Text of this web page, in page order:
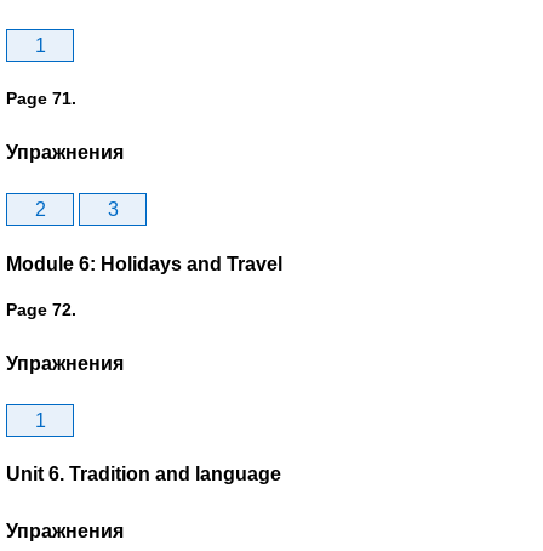
1
Page 71.
Упражнения
2 3
Module 6: Holidays and Travel
Page 72.
Упражнения
1
Unit 6. Tradition and language
Упражнения